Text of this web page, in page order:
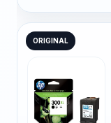
ORIGINAL